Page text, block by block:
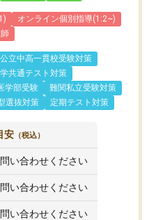
オンライン個別指導(1:2~)
立中高一貫校受験対策
共通テスト対策
学部受験
難関私立受験対策
選抜対策
定期テスト対策
安 （税込）
い合わせください
い合わせください
い合わせください